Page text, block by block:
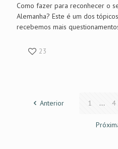
Como fazer para reconhecer o
Alemanha? Este é um dos
recebemos mais
23
Anterior 1 ... 4